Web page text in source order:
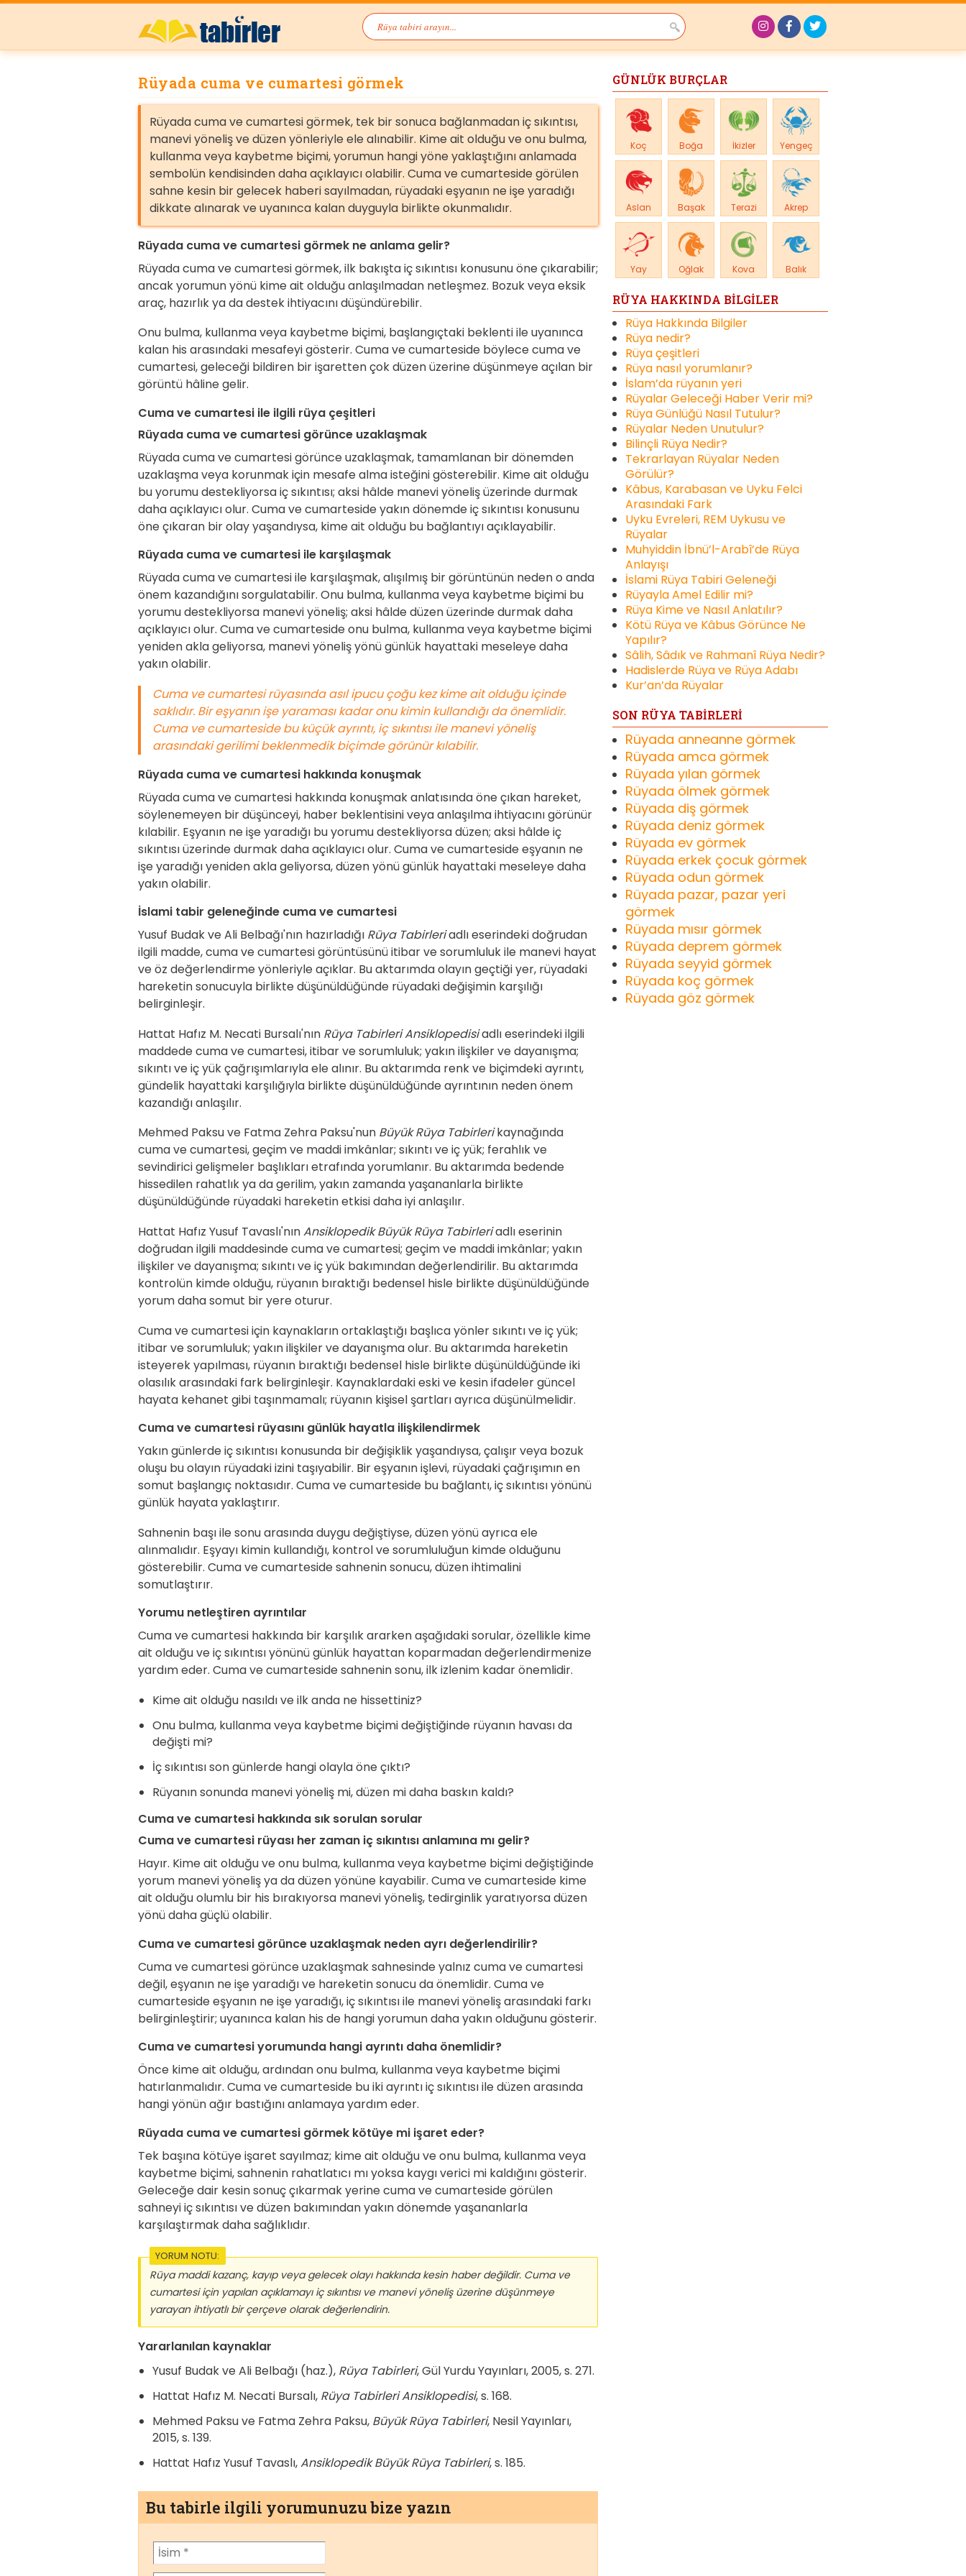
Rüyada cuma ve cumartesi görmek
Rüyada cuma ve cumartesi görmek, tek bir sonuca bağlanmadan iç sıkıntısı,
manevi yöneliş ve düzen yönleriyle ele alınabilir. Kime ait olduğu ve onu bulma,
kullanma veya kaybetme biçimi, yorumun hangi yöne yaklaştığını anlamada
sembolün kendisinden daha açıklayıcı olabilir. Cuma ve cumarteside görülen
sahne kesin bir gelecek haberi sayılmadan, rüyadaki eşyanın ne işe yaradığı
dikkate alınarak ve uyanınca kalan duyguyla birlikte okunmalıdır.
Rüyada cuma ve cumartesi görmek ne anlama gelir?
Rüyada cuma ve cumartesi görmek, ilk bakışta iç sıkıntısı konusunu öne çıkarabilir;
ancak yorumun yönü kime ait olduğu anlaşılmadan netleşmez. Bozuk veya eksik
araç, hazırlık ya da destek ihtiyacını düşündürebilir.
Onu bulma, kullanma veya kaybetme biçimi, başlangıçtaki beklenti ile uyanınca
kalan his arasındaki mesafeyi gösterir. Cuma ve cumarteside böylece cuma ve
cumartesi, geleceği bildiren bir işaretten çok düzen üzerine düşünmeye açılan bir
görüntü hâline gelir.
Cuma ve cumartesi ile ilgili rüya çeşitleri
Rüyada cuma ve cumartesi görünce uzaklaşmak
Rüyada cuma ve cumartesi görünce uzaklaşmak, tamamlanan bir dönemden
uzaklaşma veya korunmak için mesafe alma isteğini gösterebilir. Kime ait olduğu
bu yorumu destekliyorsa iç sıkıntısı; aksi hâlde manevi yöneliş üzerinde durmak
daha açıklayıcı olur. Cuma ve cumarteside yakın dönemde iç sıkıntısı konusunu
öne çıkaran bir olay yaşandıysa, kime ait olduğu bu bağlantıyı açıklayabilir.
Rüyada cuma ve cumartesi ile karşılaşmak
Rüyada cuma ve cumartesi ile karşılaşmak, alışılmış bir görüntünün neden o anda
önem kazandığını sorgulatabilir. Onu bulma, kullanma veya kaybetme biçimi bu
yorumu destekliyorsa manevi yöneliş; aksi hâlde düzen üzerinde durmak daha
açıklayıcı olur. Cuma ve cumarteside onu bulma, kullanma veya kaybetme biçimi
yeniden akla geliyorsa, manevi yöneliş yönü günlük hayattaki meseleye daha
yakın olabilir.
Cuma ve cumartesi rüyasında asıl ipucu çoğu kez kime ait olduğu içinde
saklıdır. Bir eşyanın işe yaraması kadar onu kimin kullandığı da önemlidir.
Cuma ve cumarteside bu küçük ayrıntı, iç sıkıntısı ile manevi yöneliş
arasındaki gerilimi beklenmedik biçimde görünür kılabilir.
Rüyada cuma ve cumartesi hakkında konuşmak
Rüyada cuma ve cumartesi hakkında konuşmak anlatısında öne çıkan hareket,
söylenemeyen bir düşünceyi, haber beklentisini veya anlaşılma ihtiyacını görünür
kılabilir. Eşyanın ne işe yaradığı bu yorumu destekliyorsa düzen; aksi hâlde iç
sıkıntısı üzerinde durmak daha açıklayıcı olur. Cuma ve cumarteside eşyanın ne
işe yaradığı yeniden akla geliyorsa, düzen yönü günlük hayattaki meseleye daha
yakın olabilir.
İslami tabir geleneğinde cuma ve cumartesi
Yusuf Budak ve Ali Belbağı'nın hazırladığı Rüya Tabirleriadlı eserindeki doğrudan
ilgili madde, cuma ve cumartesi görüntüsünü itibar ve sorumluluk ile manevi hayat
ve öz değerlendirme yönleriyle açıklar. Bu aktarımda olayın geçtiği yer, rüyadaki
hareketin sonucuyla birlikte düşünüldüğünde rüyadaki değişimin karşılığı
belirginleşir.
Hattat Hafız M. Necati Bursalı'nın Rüya Tabirleri Ansiklopedisiadlı eserindeki ilgili
maddede cuma ve cumartesi, itibar ve sorumluluk; yakın ilişkiler ve dayanışma;
sıkıntı ve iç yük çağrışımlarıyla ele alınır. Bu aktarımda renk ve biçimdeki ayrıntı,
gündelik hayattaki karşılığıyla birlikte düşünüldüğünde ayrıntının neden önem
kazandığı anlaşılır.
Mehmed Paksu ve Fatma Zehra Paksu'nun Büyük Rüya Tabirlerikaynağında
cuma ve cumartesi, geçim ve maddi imkânlar; sıkıntı ve iç yük; ferahlık ve
sevindirici gelişmeler başlıkları etrafında yorumlanır. Bu aktarımda bedende
hissedilen rahatlık ya da gerilim, yakın zamanda yaşananlarla birlikte
düşünüldüğünde rüyadaki hareketin etkisi daha iyi anlaşılır.
Hattat Hafız Yusuf Tavaslı'nınAnsiklopedik Büyük Rüya Tabirleriadlı eserinin
doğrudan ilgili maddesinde cuma ve cumartesi; geçim ve maddi imkânlar; yakın
ilişkiler ve dayanışma; sıkıntı ve iç yük bakımından değerlendirilir. Bu aktarımda
kontrolün kimde olduğu, rüyanın bıraktığı bedensel hisle birlikte düşünüldüğünde
yorum daha somut bir yere oturur.
Cuma ve cumartesi için kaynakların ortaklaştığı başlıca yönler sıkıntı ve iç yük;
itibar ve sorumluluk; yakın ilişkiler ve dayanışma olur. Bu aktarımda hareketin
isteyerek yapılması, rüyanın bıraktığı bedensel hisle birlikte düşünüldüğünde iki
olasılık arasındaki fark belirginleşir. Kaynaklardaki eski ve kesin ifadeler güncel
hayata kehanet gibi taşınmamalı; rüyanın kişisel şartları ayrıca düşünülmelidir.
Cuma ve cumartesi rüyasını günlük hayatla ilişkilendirmek
Yakın günlerde iç sıkıntısı konusunda bir değişiklik yaşandıysa, çalışır veya bozuk
oluşu bu olayın rüyadaki izini taşıyabilir. Bir eşyanın işlevi, rüyadaki çağrışımın en
somut başlangıç noktasıdır. Cuma ve cumarteside bu bağlantı, iç sıkıntısı yönünü
günlük hayata yaklaştırır.
Sahnenin başı ile sonu arasında duygu değiştiyse, düzen yönü ayrıca ele
alınmalıdır. Eşyayı kimin kullandığı, kontrol ve sorumluluğun kimde olduğunu
gösterebilir. Cuma ve cumarteside sahnenin sonucu, düzen ihtimalini
somutlaştırır.
Yorumu netleştiren ayrıntılar
Cuma ve cumartesi hakkında bir karşılık ararken aşağıdaki sorular, özellikle kime
ait olduğu ve iç sıkıntısı yönünü günlük hayattan koparmadan değerlendirmenize
yardım eder. Cuma ve cumarteside sahnenin sonu, ilk izlenim kadar önemlidir.
Kime ait olduğu nasıldı ve ilk anda ne hissettiniz?
Onu bulma, kullanma veya kaybetme biçimi değiştiğinde rüyanın havası da
değişti mi?
İç sıkıntısı son günlerde hangi olayla öne çıktı?
Rüyanın sonunda manevi yöneliş mi, düzen mi daha baskın kaldı?
Cuma ve cumartesi hakkında sık sorulan sorular
Cuma ve cumartesi rüyası her zaman iç sıkıntısı anlamına mı gelir?
Hayır. Kime ait olduğu ve onu bulma, kullanma veya kaybetme biçimi değiştiğinde
yorum manevi yöneliş ya da düzen yönüne kayabilir. Cuma ve cumarteside kime
ait olduğu olumlu bir his bırakıyorsa manevi yöneliş, tedirginlik yaratıyorsa düzen
yönü daha güçlü olabilir.
Cuma ve cumartesi görünce uzaklaşmak neden ayrı değerlendirilir?
Cuma ve cumartesi görünce uzaklaşmak sahnesinde yalnız cuma ve cumartesi
değil, eşyanın ne işe yaradığı ve hareketin sonucu da önemlidir. Cuma ve
cumarteside eşyanın ne işe yaradığı, iç sıkıntısı ile manevi yöneliş arasındaki farkı
belirginleştirir; uyanınca kalan his de hangi yorumun daha yakın olduğunu gösterir.
Cuma ve cumartesi yorumunda hangi ayrıntı daha önemlidir?
Önce kime ait olduğu, ardından onu bulma, kullanma veya kaybetme biçimi
hatırlanmalıdır. Cuma ve cumarteside bu iki ayrıntı iç sıkıntısı ile düzen arasında
hangi yönün ağır bastığını anlamaya yardım eder.
Rüyada cuma ve cumartesi görmek kötüye mi işaret eder?
Tek başına kötüye işaret sayılmaz; kime ait olduğu ve onu bulma, kullanma veya
kaybetme biçimi, sahnenin rahatlatıcı mı yoksa kaygı verici mi kaldığını gösterir.
Geleceğe dair kesin sonuç çıkarmak yerine cuma ve cumarteside görülen
sahneyi iç sıkıntısı ve düzen bakımından yakın dönemde yaşananlarla
karşılaştırmak daha sağlıklıdır.
YORUM NOTU:
Rüya maddi kazanç, kayıp veya gelecek olayı hakkında kesin haber değildir. Cuma ve
cumartesi için yapılan açıklamayı iç sıkıntısı ve manevi yöneliş üzerine düşünmeye
yarayan ihtiyatlı bir çerçeve olarak değerlendirin.
Yararlanılan kaynaklar
Yusuf Budak ve Ali Belbağı (haz.), Rüya Tabirleri, Gül Yurdu Yayınları, 2005, s. 271.
Hattat Hafız M. Necati Bursalı, Rüya Tabirleri Ansiklopedisi, s. 168.
Mehmed Paksu ve Fatma Zehra Paksu, Büyük Rüya Tabirleri, Nesil Yayınları,
2015, s. 139.
Hattat Hafız Yusuf Tavaslı,Ansiklopedik Büyük Rüya Tabirleri, s. 185.
Bu tabirle ilgili yorumunuzu bize yazın
GÜNLÜK BURÇLAR
Koç Boğa İkizler Yengeç
Aslan Başak Terazi Akrep
Yay Oğlak Kova Balık
RÜYA HAKKINDA BİLGİLER
Rüya Hakkında Bilgiler
Rüya nedir?
Rüya çeşitleri
Rüya nasıl yorumlanır?
İslam’da rüyanın yeri
Rüyalar Geleceği Haber Verir mi?
Rüya Günlüğü Nasıl Tutulur?
Rüyalar Neden Unutulur?
Bilinçli Rüya Nedir?
Tekrarlayan Rüyalar Neden
Görülür?
Kâbus, Karabasan ve Uyku Felci
Arasındaki Fark
Uyku Evreleri, REM Uykusu ve
Rüyalar
Muhyiddin İbnü’l-Arabî’de Rüya
Anlayışı
İslami Rüya Tabiri Geleneği
Rüyayla Amel Edilir mi?
Rüya Kime ve Nasıl Anlatılır?
Kötü Rüya ve Kâbus Görünce Ne
Yapılır?
Sâlih, Sâdık ve Rahmanî Rüya Nedir?
Hadislerde Rüya ve Rüya Adabı
Kur’an’da Rüyalar
SON RÜYA TABİRLERİ
Rüyada anneanne görmek
Rüyada amca görmek
Rüyada yılan görmek
Rüyada ölmek görmek
Rüyada diş görmek
Rüyada deniz görmek
Rüyada ev görmek
Rüyada erkek çocuk görmek
Rüyada odun görmek
Rüyada pazar, pazar yeri
görmek
Rüyada mısır görmek
Rüyada deprem görmek
Rüyada seyyid görmek
Rüyada koç görmek
Rüyada göz görmek